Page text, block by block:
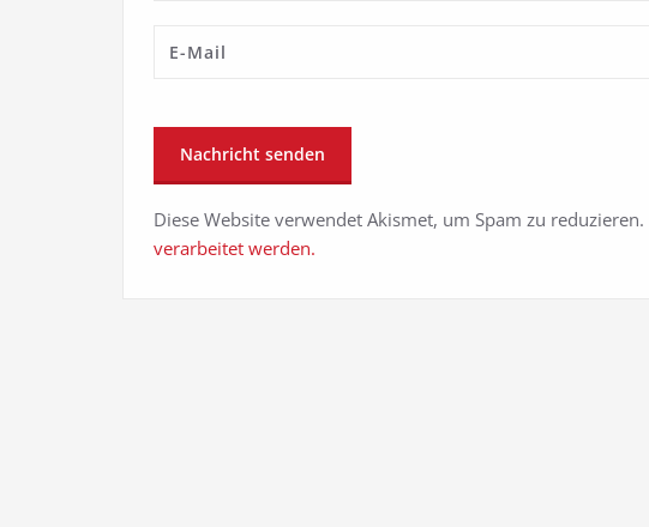
Diese Website verwendet Akismet, um Spam zu reduzieren.
verarbeitet werden.